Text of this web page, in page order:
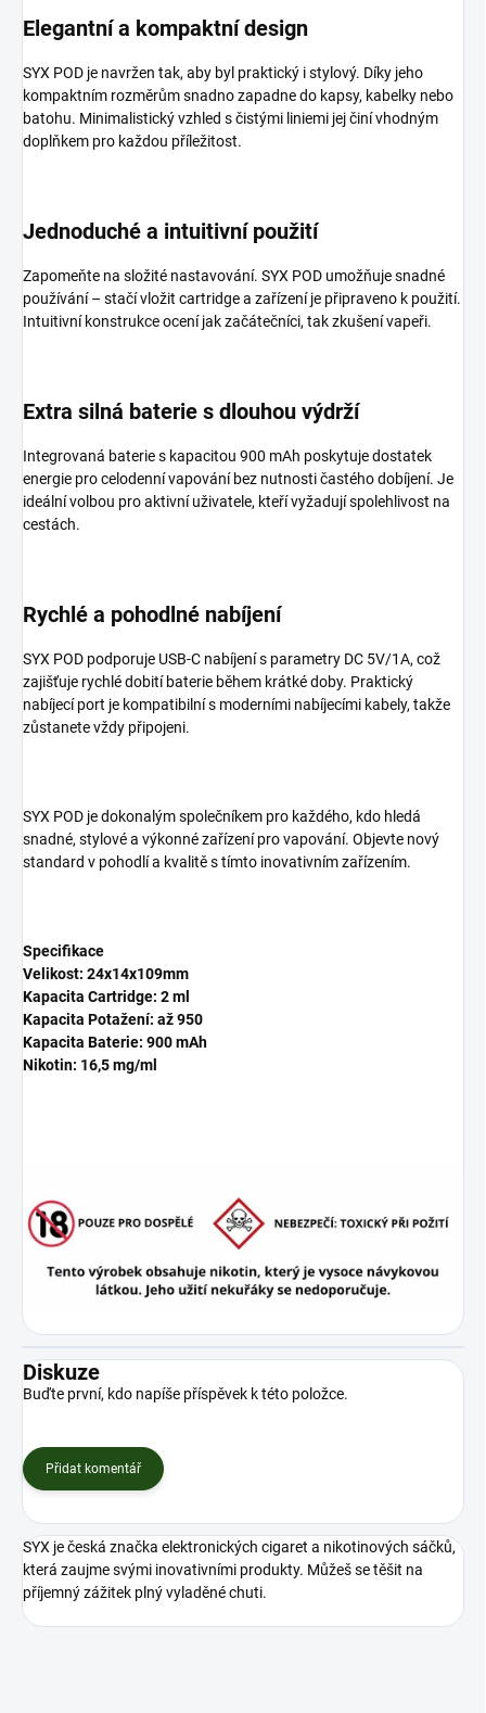
Elegantní a kompaktní design
SYX POD je navržen tak, aby byl praktický istylový. Díky jeho
kompaktním rozměrůmsnadno zapadne do kapsy, kabelky nebo
batohu. Minimalistický vzhled s čistými liniemi jej činí vhodným
doplňkem pro každou příležitost.
Jednoduché a intuitivní použití
Zapomeňte na složité nastavování. SYX POD umožňuje snadné
používání – stačí vložit cartridge a zařízení je připraveno k použití.
Intuitivní konstrukceocení jak začátečníci, tak zkušení vapeři.
Extra silná baterie s dlouhou výdrží
Integrovaná baterie s kapacitou 900 mAh poskytuje dostatek
energie pro celodenní vapování bez nutnosti častého dobíjení. Je
ideální volbou pro aktivní uživatele, kteří vyžadují spolehlivost na
cestách.
Rychlé a pohodlné nabíjení
SYX POD podporuje USB-C nabíjenís parametry DC 5V/1A, což
zajišťuje rychlé dobití baterie během krátké doby. Praktický
nabíjecí port je kompatibilní s moderními nabíjecími kabely, takže
zůstanete vždy připojeni.
SYX POD jedokonalým společníkem pro každého, kdo hledá
snadné, stylové a výkonné zařízení pro vapování. Objevte nový
standard v pohodlí a kvalitě s tímto inovativním zařízením.
Specifikace
Velikost: 24x14x109mm
Kapacita Cartridge: 2 ml
Kapacita Potažení: až 950
Kapacita Baterie: 900 mAh
Nikotin: 16,5 mg/ml
Diskuze
Buďte první, kdo napíše příspěvek k této položce.
Přidat komentář
SYX je česká značka elektronických cigaret a nikotinových sáčků,
která zaujme svými inovativními produkty. Můžeš se těšit na
příjemný zážitek plný vyladěné chuti.